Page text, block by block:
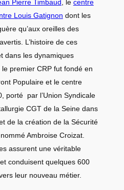
Pierre Timbaud , le centre
Louis Gatignon dont les
qu’aux oreilles des
L’histoire de ces
dans les dynamiques
premier CRP fut fondé en
Populaire et le centre
porté par l’Union Syndicale
CGT de la Seine dans
de la création de la Sécurité
Ambroise Croizat.
assurent une véritable
conduisent quelques 600
leur nouveau métier.